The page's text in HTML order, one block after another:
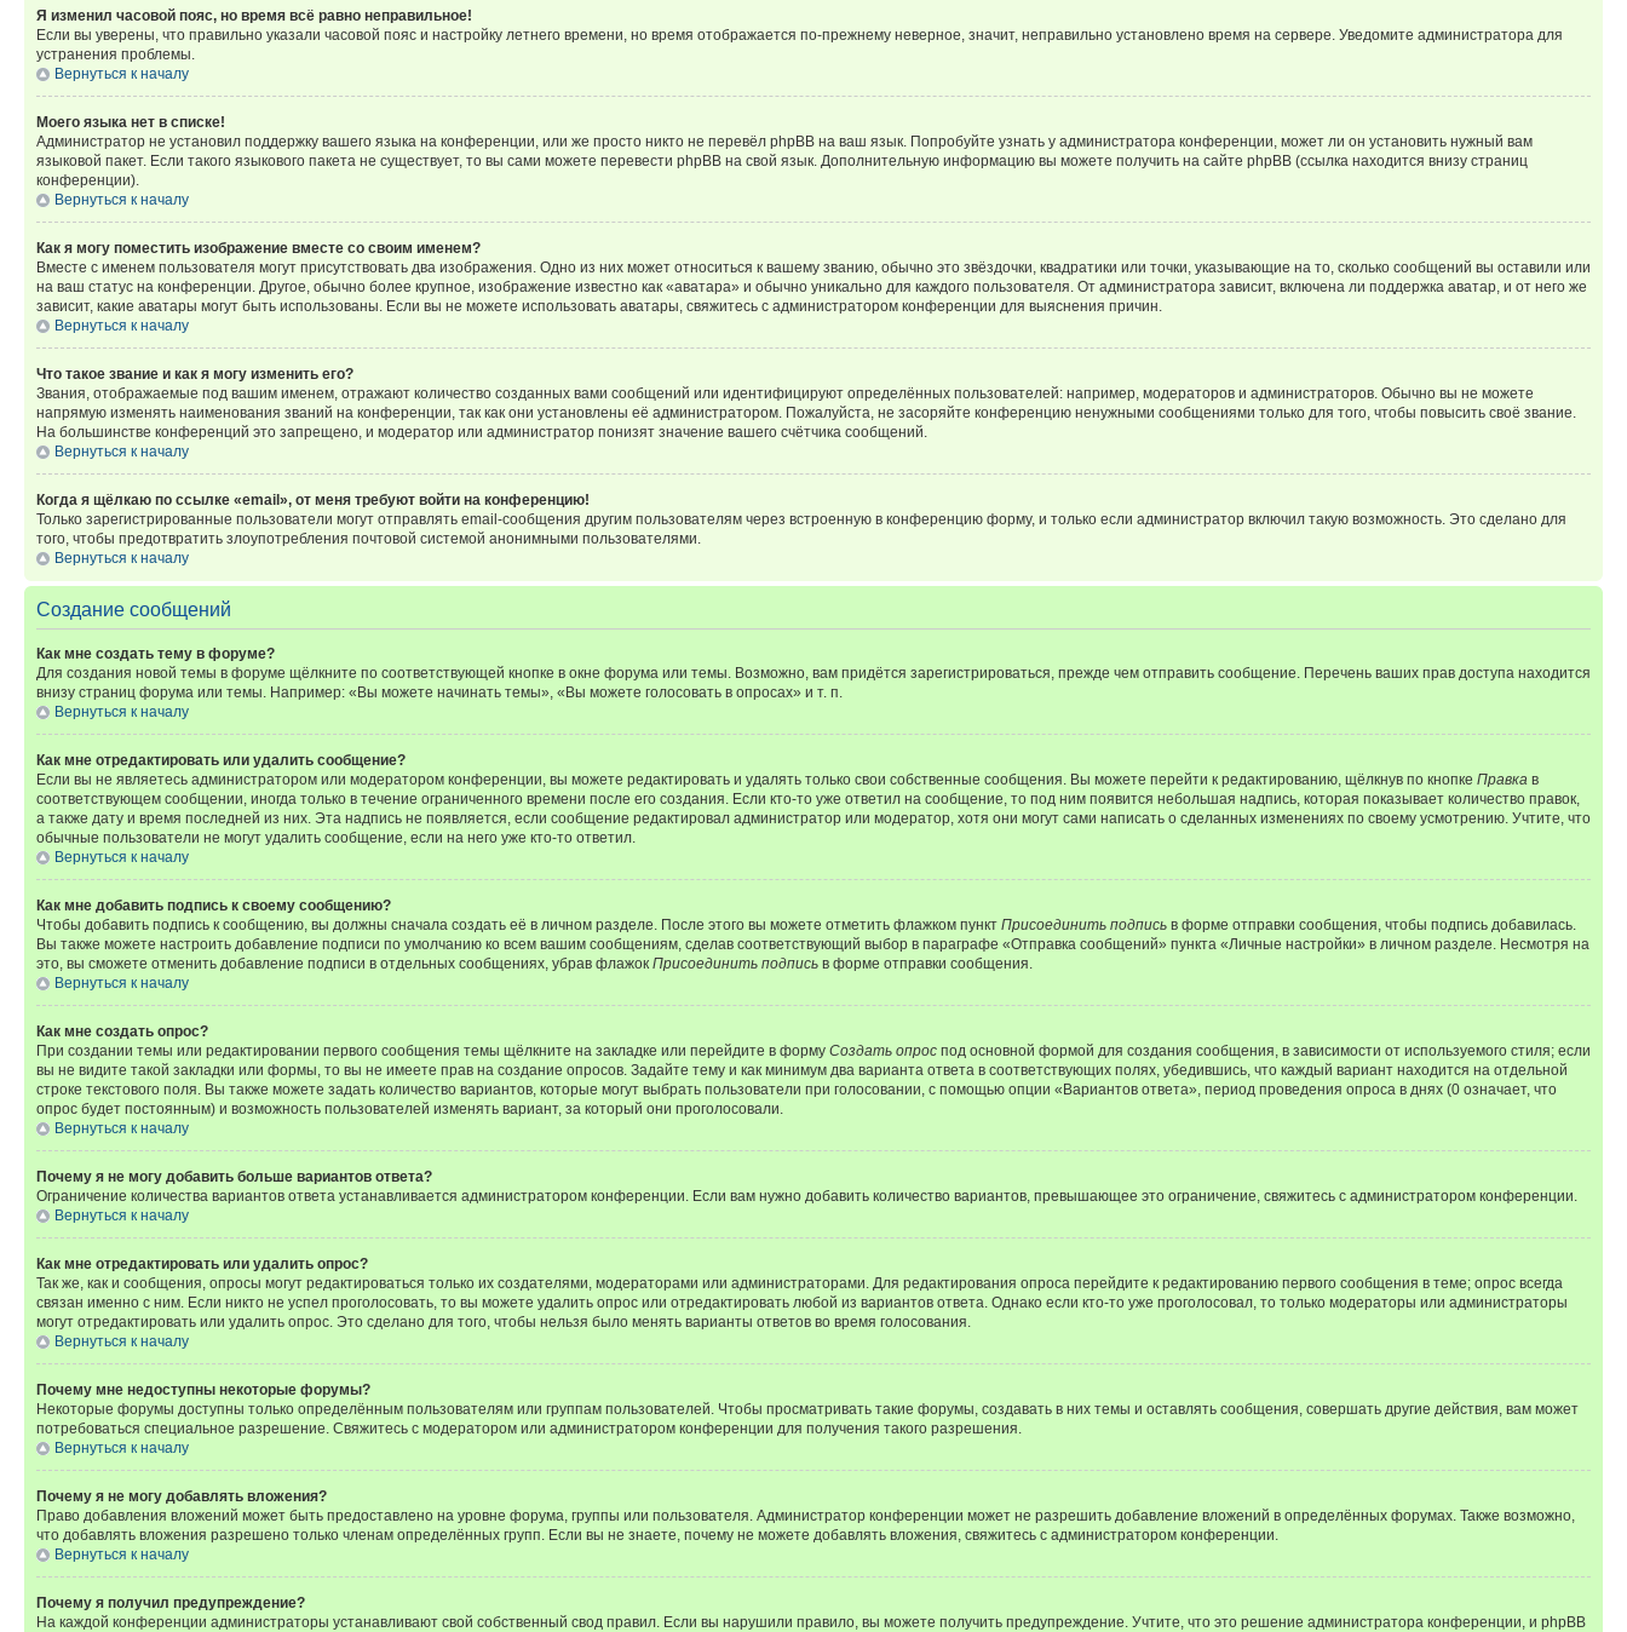
Я изменил часовой пояс, но время всё равно неправильное!
Если вы уверены, что правильно указали часовой пояс и настройку летнего времени, но время отображается по-прежнему неверное, значит, неправильно установлено время на сервере. Уведомите администратора для
устранения проблемы.
Вернуться к началу
Моего языка нет в списке!
Администратор не установил поддержку вашего языка на конференции, или же просто никто не перевёл phpBB на ваш язык. Попробуйте узнать у администратора конференции, может ли он установить нужный вам
языковой пакет. Если такого языкового пакета не существует, то вы сами можете перевести phpBB на свой язык. Дополнительную информацию вы можете получить на сайте phpBB (ссылка находится внизу страниц
конференции).
Вернуться к началу
Как я могу поместить изображение вместе со своим именем?
Вместе с именем пользователя могут присутствовать два изображения. Одно из них может относиться к вашему званию, обычно это звёздочки, квадратики или точки, указывающие на то, сколько сообщений вы оставили или
на ваш статус на конференции. Другое, обычно более крупное, изображение известно как «аватара» и обычно уникально для каждого пользователя. От администратора зависит, включена ли поддержка аватар, и от него же
зависит, какие аватары могут быть использованы. Если вы не можете использовать аватары, свяжитесь с администратором конференции для выяснения причин.
Вернуться к началу
Что такое звание и как я могу изменить его?
Звания, отображаемые под вашим именем, отражают количество созданных вами сообщений или идентифицируют определённых пользователей: например, модераторов и администраторов. Обычно вы не можете
напрямую изменять наименования званий на конференции, так как они установлены её администратором. Пожалуйста, не засоряйте конференцию ненужными сообщениями только для того, чтобы повысить своё звание.
На большинстве конференций это запрещено, и модератор или администратор понизят значение вашего счётчика сообщений.
Вернуться к началу
Когда я щёлкаю по ссылке «email», от меня требуют войти на конференцию!
Только зарегистрированные пользователи могут отправлять email-сообщения другим пользователям через встроенную в конференцию форму, и только если администратор включил такую возможность. Это сделано для
того, чтобы предотвратить злоупотребления почтовой системой анонимными пользователями.
Вернуться к началу
Создание сообщений
Как мне создать тему в форуме?
Для создания новой темы в форуме щёлкните по соответствующей кнопке в окне форума или темы. Возможно, вам придётся зарегистрироваться, прежде чем отправить сообщение. Перечень ваших прав доступа находится
внизу страниц форума или темы. Например: «Вы можете начинать темы», «Вы можете голосовать в опросах» и т. п.
Вернуться к началу
Как мне отредактировать или удалить сообщение?
Если вы не являетесь администратором или модератором конференции, вы можете редактировать и удалять только свои собственные сообщения. Вы можете перейти к редактированию, щёлкнув по кнопке Правка в
соответствующем сообщении, иногда только в течение ограниченного времени после его создания. Если кто-то уже ответил на сообщение, то под ним появится небольшая надпись, которая показывает количество правок,
а также дату и время последней из них. Эта надпись не появляется, если сообщение редактировал администратор или модератор, хотя они могут сами написать о сделанных изменениях по своему усмотрению. Учтите, что
обычные пользователи не могут удалить сообщение, если на него уже кто-то ответил.
Вернуться к началу
Как мне добавить подпись к своему сообщению?
Чтобы добавить подпись к сообщению, вы должны сначала создать её в личном разделе. После этого вы можете отметить флажком пункт Присоединить подпись в форме отправки сообщения, чтобы подпись добавилась.
Вы также можете настроить добавление подписи по умолчанию ко всем вашим сообщениям, сделав соответствующий выбор в параграфе «Отправка сообщений» пункта «Личные настройки» в личном разделе. Несмотря на
это, вы сможете отменить добавление подписи в отдельных сообщениях, убрав флажок Присоединить подпись в форме отправки сообщения.
Вернуться к началу
Как мне создать опрос?
При создании темы или редактировании первого сообщения темы щёлкните на закладке или перейдите в форму Создать опрос под основной формой для создания сообщения, в зависимости от используемого стиля; если
вы не видите такой закладки или формы, то вы не имеете прав на создание опросов. Задайте тему и как минимум два варианта ответа в соответствующих полях, убедившись, что каждый вариант находится на отдельной
строке текстового поля. Вы также можете задать количество вариантов, которые могут выбрать пользователи при голосовании, с помощью опции «Вариантов ответа», период проведения опроса в днях (0 означает, что
опрос будет постоянным) и возможность пользователей изменять вариант, за который они проголосовали.
Вернуться к началу
Почему я не могу добавить больше вариантов ответа?
Ограничение количества вариантов ответа устанавливается администратором конференции. Если вам нужно добавить количество вариантов, превышающее это ограничение, свяжитесь с администратором конференции.
Вернуться к началу
Как мне отредактировать или удалить опрос?
Так же, как и сообщения, опросы могут редактироваться только их создателями, модераторами или администраторами. Для редактирования опроса перейдите к редактированию первого сообщения в теме; опрос всегда
связан именно с ним. Если никто не успел проголосовать, то вы можете удалить опрос или отредактировать любой из вариантов ответа. Однако если кто-то уже проголосовал, то только модераторы или администраторы
могут отредактировать или удалить опрос. Это сделано для того, чтобы нельзя было менять варианты ответов во время голосования.
Вернуться к началу
Почему мне недоступны некоторые форумы?
Некоторые форумы доступны только определённым пользователям или группам пользователей. Чтобы просматривать такие форумы, создавать в них темы и оставлять сообщения, совершать другие действия, вам может
потребоваться специальное разрешение. Свяжитесь с модератором или администратором конференции для получения такого разрешения.
Вернуться к началу
Почему я не могу добавлять вложения?
Право добавления вложений может быть предоставлено на уровне форума, группы или пользователя. Администратор конференции может не разрешить добавление вложений в определённых форумах. Также возможно,
что добавлять вложения разрешено только членам определённых групп. Если вы не знаете, почему не можете добавлять вложения, свяжитесь с администратором конференции.
Вернуться к началу
Почему я получил предупреждение?
На каждой конференции администраторы устанавливают свой собственный свод правил. Если вы нарушили правило, вы можете получить предупреждение. Учтите, что это решение администратора конференции, и phpBB